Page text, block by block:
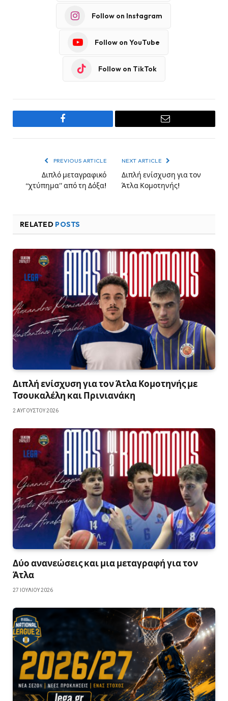
Follow on Instagram
Follow on YouTube
Follow on TikTok
Facebook Email
PREVIOUS ARTICLE
Διπλό μεταγραφικό
“χτύπημα” από τη Δόξα!
NEXT ARTICLE
Διπλή ενίσχυση για τον
Άτλα Κομοτηνής!
RELATED POSTS
Διπλή ενίσχυση για τον Άτλα Κομοτηνής με
Τσουκαλέλη και Πρινιανάκη
2 ΑΥΓΟΎΣΤΟΥ 2026
Δύο ανανεώσεις και μια μεταγραφή για τον
Άτλα
27 ΙΟΥΛΊΟΥ 2026